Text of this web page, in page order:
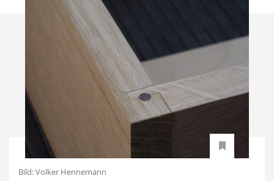
Bild: Volker Hennemann